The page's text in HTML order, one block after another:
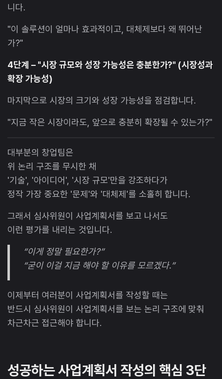
니다.
"이 솔루션이 얼마나 효과적이고, 대체제보다 왜 뛰어난
가?"
4단계 – "시장 규모와 성장 가능성은 충분한가?" (시장성과
확장 가능성)
마지막으로 시장의 크기와 성장 가능성을 점검합니다.
"지금 작은 시장이라도, 앞으로 충분히 확장될 수 있는가?"
대부분의 창업팀은
위 논리 구조를 무시한 채
'기술', '아이디어', '시장 규모'만을 강조하다가
정작 가장 중요한 '문제'와 '대체제'를 소홀히 합니다.
그래서 심사위원이 사업계획서를 보고 나서도
이런 평가를 내리는 것입니다.
“이게 정말 필요한가?”
“굳이 이걸 지금 해야 할 이유를 모르겠다.”
이제부터 여러분이 사업계획서를 작성할 때는
반드시 심사위원이 사업계획서를 보는 논리 구조에 맞춰
차근차근 접근해야 합니다.
성공하는 사업계획서 작성의 핵심 3단